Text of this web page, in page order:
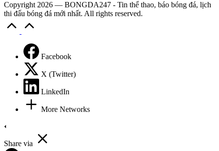
Copyright 2026 — BONGDA247 - Tin thể thao, báo bóng đá, lịch
thi đấu bóng đá mới nhất. All rights reserved.
Facebook
X (Twitter)
LinkedIn
More Networks
Share via